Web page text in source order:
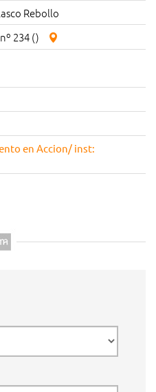
Rebollo
234 ()
en Accion/ inst: